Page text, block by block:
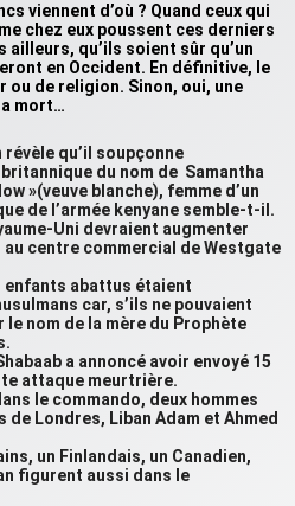
viennent d’où ? Quand ceux qui
chez eux poussent ces derniers
qu’ils soient sûr qu’un
en Occident. En définitive, le
ou de religion. Sinon, oui, une
mort…
qu’il soupçonne
du nom de Samantha
»(veuve blanche), femme d’un
de l’armée kenyane semble-t-il.
Uni devraient augmenter
au centre commercial de Westgate
enfants abattus étaient
car, s’ils ne pouvaient
nom de la mère du Prophète
a annoncé avoir envoyé 15
attaque meurtrière.
le commando, deux hommes
de Londres, Liban Adam et Ahmed
un Finlandais, un Canadien,
figurent aussi dans le